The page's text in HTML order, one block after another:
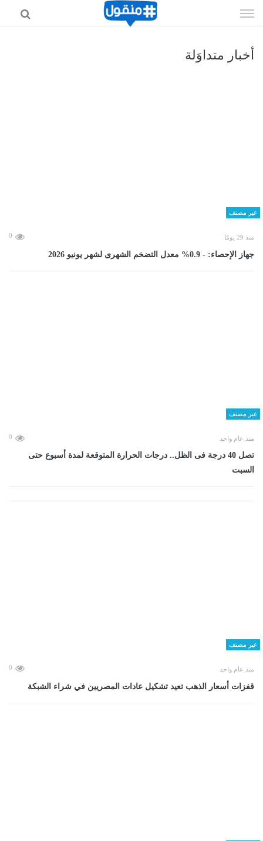
الى
أخبار متداوَلة
غير مصنف
منذ 29 يومًا 0
جهاز الإحصاء: - 0.9% معدل التضخم الشهرى لشهر يونيو 2026
غير مصنف
منذ عام واحد 0
تصل 40 درجة فى الظل.. درجات الحرارة المتوقعة لمدة أسبوع حتى
السبت
غير مصنف
منذ عام واحد 0
قفزات أسعار الذهب تعيد تشكيل عادات المصريين في شراء الشبكة